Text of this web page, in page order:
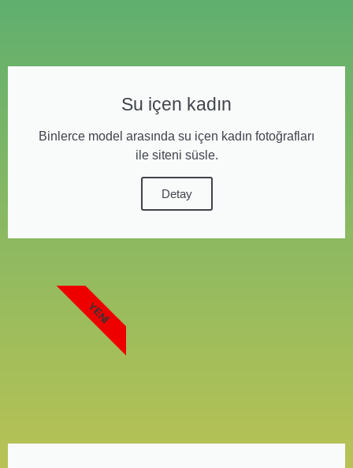
Su içen kadın
Binlerce model arasında su içen kadın fotoğrafları
ile siteni süsle.
Detay
YENI